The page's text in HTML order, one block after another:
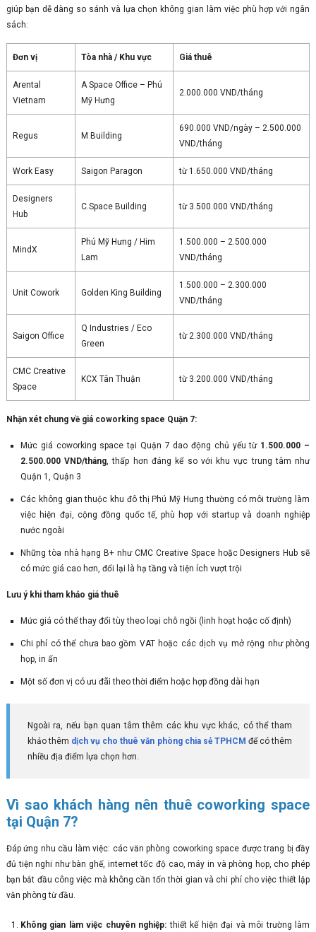
giúp bạn dễ dàng so sánh và lựa chọn không gian làm việc phù hợp với ngân
sách:
Đơn vị Tòa nhà / Khu vực Giá thuê
Arental
Vietnam
A Space Office – Phú
Mỹ Hưng
2.000.000 VND/tháng
Regus M Building
690.000 VND/ngày – 2.500.000
VND/tháng
Work Easy Saigon Paragon từ 1.650.000 VND/tháng
Designers
Hub
C.Space Building từ 3.500.000 VND/tháng
MindX
Phú Mỹ Hưng / Him
Lam
1.500.000 – 2.500.000
VND/tháng
Unit Cowork Golden King Building
1.500.000 – 2.300.000
VND/tháng
Saigon Office
Q Industries / Eco
Green
từ 2.300.000 VND/tháng
CMC Creative
Space
KCX Tân Thuận từ 3.200.000 VND/tháng
Nhận xét chung về giá coworking space Quận 7:
Mức giá coworking space tại Quận 7 dao động chủ yếu từ 1.500.000 –
2.500.000 VND/tháng, thấp hơn đáng kể so với khu vực trung tâm như
Quận 1, Quận 3
Các không gian thuộc khu đô thị Phú Mỹ Hưng thường có môi trường làm
việc hiện đại, cộng đồng quốc tế, phù hợp với startup và doanh nghiệp
nước ngoài
Những tòa nhà hạng B+ như CMC Creative Space hoặc Designers Hub sẽ
có mức giá cao hơn, đổi lại là hạ tầng và tiện ích vượt trội
Lưu ý khi tham khảo giá thuê
Mức giá có thể thay đổi tùy theo loại chỗ ngồi (linh hoạt hoặc cố định)
Chi phí có thể chưa bao gồm VAT hoặc các dịch vụ mở rộng như phòng
họp, in ấn
Một số đơn vị có ưu đãi theo thời điểm hoặc hợp đồng dài hạn
Ngoài ra, nếu bạn quan tâm thêm các khu vực khác, có thể tham
khảo thêm dịch vụ cho thuê văn phòng chia sẻ TPHCM để có thêm
nhiều địa điểm lựa chọn hơn.
Vì sao khách hàng nên thuê coworking space
tại Quận 7?
Đáp ứng nhu cầu làm việc: các văn phòng coworking space được trang bị đầy
đủ tiện nghi như bàn ghế, internet tốc độ cao, máy in và phòng họp, cho phép
bạn bắt đầu công việc mà không cần tốn thời gian và chi phí cho việc thiết lập
văn phòng từ đầu.
Không gian làm việc chuyên nghiệp: thiết kế hiện đại và môi trường làm